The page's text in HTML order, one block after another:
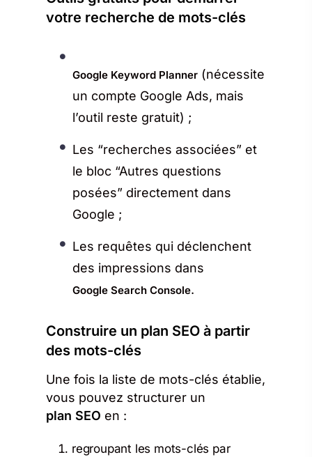
votre recherche de mots-clés
Google Keyword Planner (nécessite
un compte Google Ads, mais
l’outil reste gratuit) ;
Les “recherches associées” et
le bloc “Autres questions
posées” directement dans
Google ;
Les requêtes qui déclenchent
des impressions dans
Google Search Console.
Construire un plan SEO à partir
des mots-clés
Une fois la liste de mots-clés établie,
vous pouvez structurer un
plan SEO en :
regroupant les mots-clés par